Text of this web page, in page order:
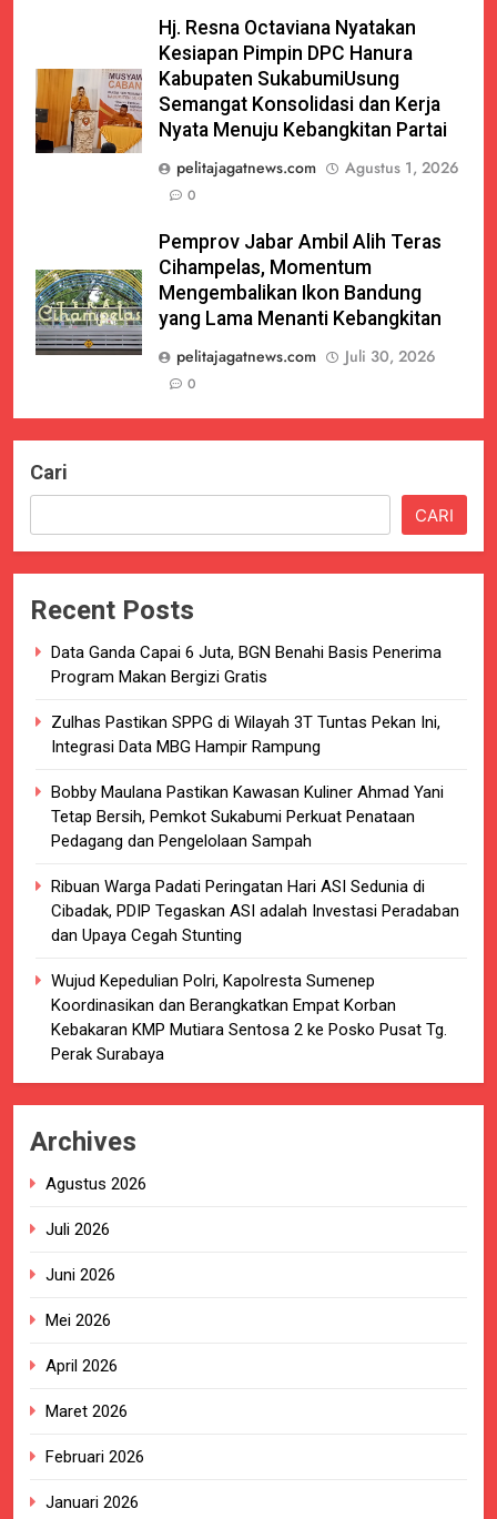
Hj. Resna Octaviana Nyatakan
Kesiapan Pimpin DPC Hanura
Kabupaten SukabumiUsung
Semangat Konsolidasi dan Kerja
Nyata Menuju Kebangkitan Partai
pelitajagatnews.com
Agustus 1, 2026
0
Pemprov Jabar Ambil Alih Teras
Cihampelas, Momentum
Mengembalikan Ikon Bandung
yang Lama Menanti Kebangkitan
pelitajagatnews.com
Juli 30, 2026
0
Cari
CARI
Recent Posts
Data Ganda Capai 6 Juta, BGN Benahi Basis Penerima
Program Makan Bergizi Gratis
Zulhas Pastikan SPPG di Wilayah 3T Tuntas Pekan Ini,
Integrasi Data MBG Hampir Rampung
Bobby Maulana Pastikan Kawasan Kuliner Ahmad Yani
Tetap Bersih, Pemkot Sukabumi Perkuat Penataan
Pedagang dan Pengelolaan Sampah
Ribuan Warga Padati Peringatan Hari ASI Sedunia di
Cibadak, PDIP Tegaskan ASI adalah Investasi Peradaban
dan Upaya Cegah Stunting
Wujud Kepedulian Polri, Kapolresta Sumenep
Koordinasikan dan Berangkatkan Empat Korban
Kebakaran KMP Mutiara Sentosa 2 ke Posko Pusat Tg.
Perak Surabaya
Archives
Agustus 2026
Juli 2026
Juni 2026
Mei 2026
April 2026
Maret 2026
Februari 2026
Januari 2026